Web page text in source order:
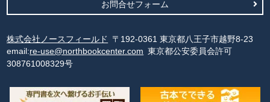
お問合せフォーム
株式会社ノースフィールド
〒192-0361 東京都八王子市越野8-23
email:re-use@northbookcenter.com 東京都公安委員会許可
308761008329号